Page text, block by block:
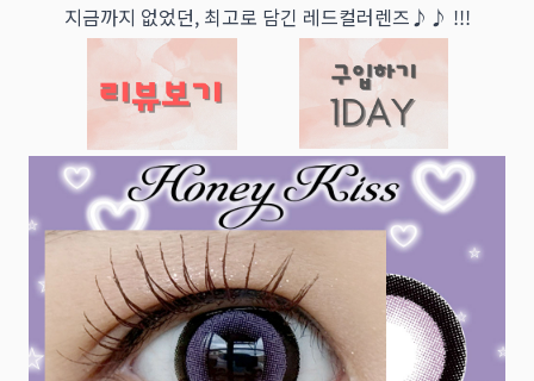
지금까지 없었던, 최고로 담긴 레드컬러렌즈♪♪ !!!